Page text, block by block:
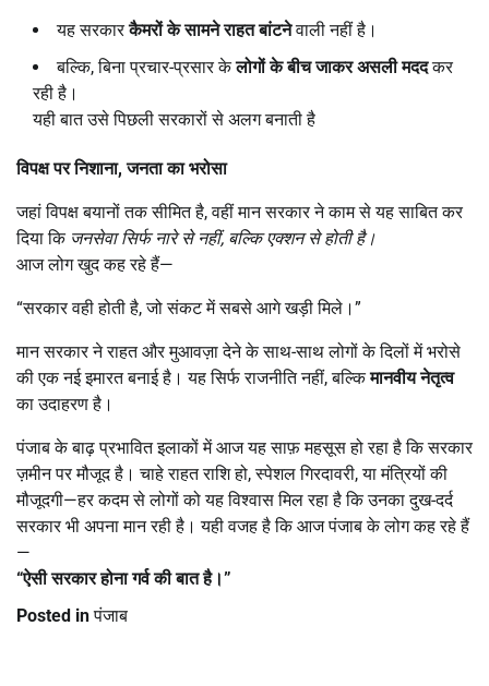
यह सरकारकैमरों के सामने राहत बांटनेवाली नहीं है।
बल्कि, बिना प्रचार-प्रसार केलोगों के बीच जाकर असली मददकर
रही है।
यही बात उसे पिछली सरकारों से अलग बनाती है
विपक्ष पर निशाना,जनता का भरोसा
जहां विपक्ष बयानों तक सीमित है, वहीं मान सरकार ने काम से यह साबित कर
दिया कि जनसेवा सिर्फ नारे से नहीं, बल्कि एक्शन से होती है।
आज लोग खुद कह रहे हैं—
“सरकार वही होती है, जो संकट में सबसे आगे खड़ी मिले।”
मान सरकार ने राहत और मुआवज़ा देने के साथ-साथ लोगों के दिलों में भरोसे
की एक नई इमारत बनाई है। यह सिर्फ राजनीति नहीं, बल्किमानवीय नेतृत्व
का उदाहरण है।
पंजाब के बाढ़ प्रभावित इलाकों में आज यह साफ़ महसूस हो रहा है कि सरकार
ज़मीन पर मौजूद है। चाहे राहत राशि हो, स्पेशल गिरदावरी, या मंत्रियों की
मौजूदगी—हर कदम से लोगों को यह विश्वास मिल रहा है कि उनका दुख-दर्द
सरकार भी अपना मान रही है। यही वजह है कि आज पंजाब के लोग कह रहे हैं
—
“ऐसी सरकार होना गर्व की बात है।”
Posted inपंजाब